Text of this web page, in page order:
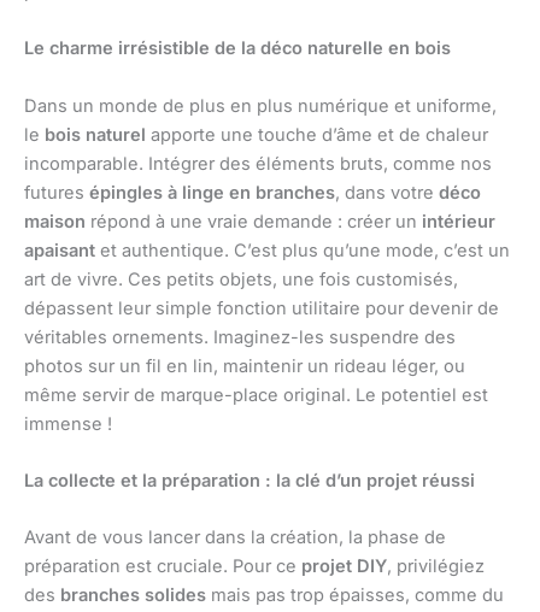
Le charme irrésistible de la déco naturelle en bois
Dans un monde de plus en plus numérique et uniforme,
le bois naturel apporte une touche d’âme et de chaleur
incomparable. Intégrer des éléments bruts, comme nos
futures épingles à linge en branches, dans votre déco
maison répond à une vraie demande : créer un intérieur
apaisant et authentique. C’est plus qu’une mode, c’est un
art de vivre. Ces petits objets, une fois customisés,
dépassent leur simple fonction utilitaire pour devenir de
véritables ornements. Imaginez-les suspendre des
photos sur un fil en lin, maintenir un rideau léger, ou
même servir de marque-place original. Le potentiel est
immense !
La collecte et la préparation : la clé d’un projet réussi
Avant de vous lancer dans la création, la phase de
préparation est cruciale. Pour ce projet DIY, privilégiez
des branches solides mais pas trop épaisses, comme du